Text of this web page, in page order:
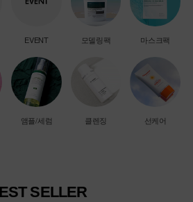
EVENT 모델링팩 마스크팩
앰플/세럼 클렌징 선케어
SELLER